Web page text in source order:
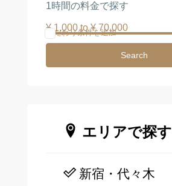
1時間の料金で探す
¥ 1,000 to ¥ 70,000
こだわり条件を追加
Search
エリアで探す
新宿・代々木